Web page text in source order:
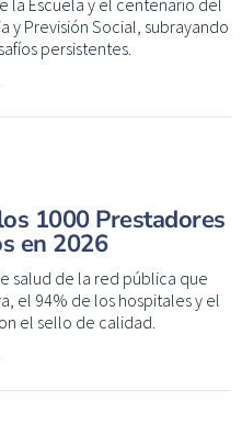
y Previsión Social, subrayando
persistentes.
1000 Prestadores
en 2026
salud de la red pública que
el 94% de los hospitales y el
el sello de calidad.